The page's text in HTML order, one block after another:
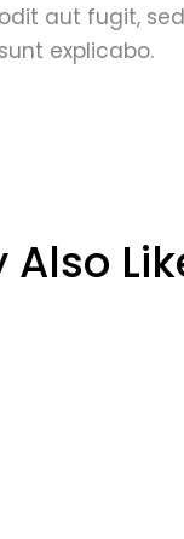
odit aut fugit,
sunt explicabo.
Also